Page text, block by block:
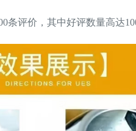
条评价，其中好评数量高达